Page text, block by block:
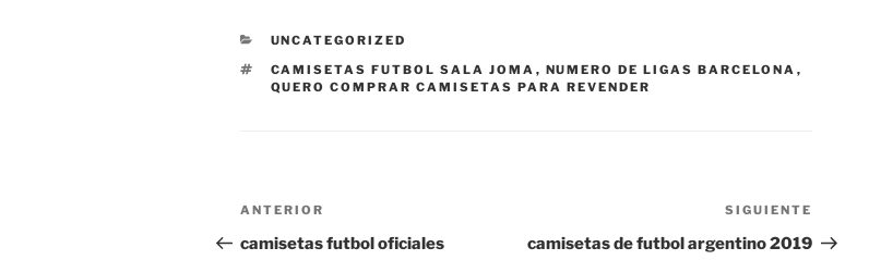
CATEGORÍAS
UNCATEGORIZED
ETIQUETAS
CAMISETAS FUTBOL SALA JOMA , NUMERO DE LIGAS BARCELONA ,
QUERO COMPRAR CAMISETAS PARA REVENDER
Navegación
de
Entrada
anterior:
ANTERIOR
camisetas futbol oficiales
entrada
SIGUIENTE
camisetas de futbol argentino 2019